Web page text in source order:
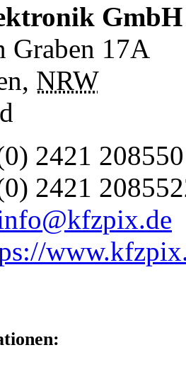
GmbH
Graben 17A
, NRW
2421 208550
2421